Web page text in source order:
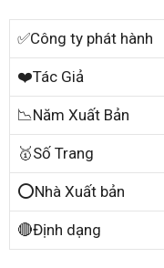
✅Công ty phát hành
❤️Tác Giả
📉Năm Xuất Bản
🥇Số Trang
⭕Nhà Xuất bản
🔴Định dạng